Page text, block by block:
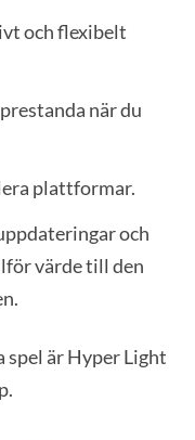
och flexibelt
när du
plattformar.
och
värde till den
spel är Hyper Light